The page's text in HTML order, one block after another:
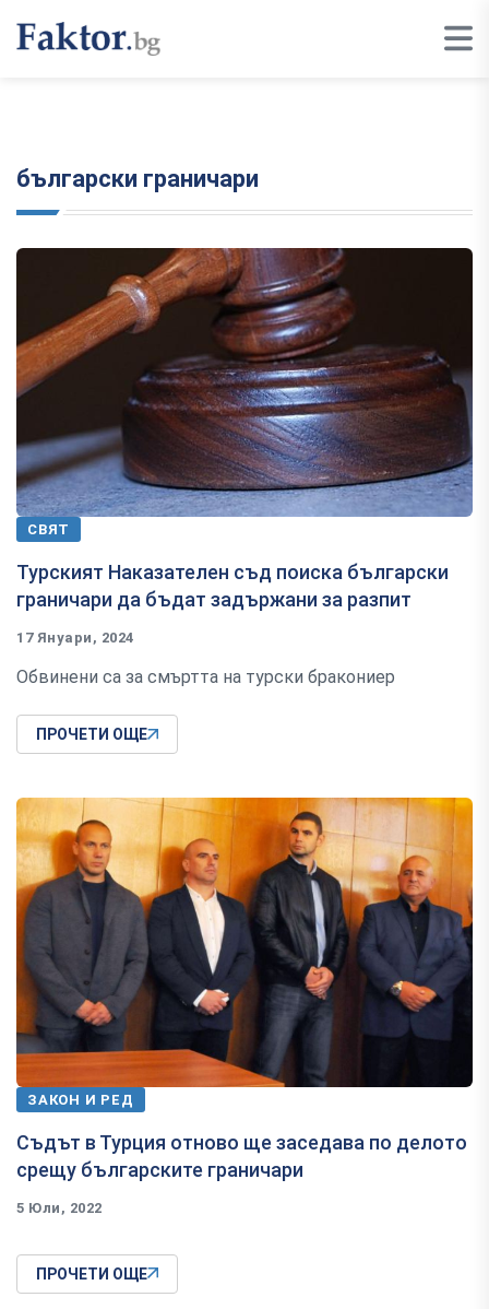
български граничари
СВЯТ
Турският Наказателен съд поиска български
граничари да бъдат задържани за разпит
17 Януари, 2024
Обвинени са за смъртта на турски бракониер
ПРОЧЕТИ ОЩЕ
ЗАКОН И РЕД
Съдът в Турция отново ще заседава по делото
срещу българските граничари
5 Юли, 2022
ПРОЧЕТИ ОЩЕ